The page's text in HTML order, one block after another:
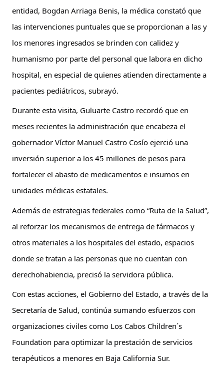
entidad, Bogdan Arriaga Benis, la médica constató que
las intervenciones puntuales que se proporcionan a las y
los menores ingresados se brinden con calidez y
humanismo por parte del personal que labora en dicho
hospital, en especial de quienes atienden directamente a
pacientes pediátricos, subrayó.
Durante esta visita, Guluarte Castro recordó que en
meses recientes la administración que encabeza el
gobernador Víctor Manuel Castro Cosío ejerció una
inversión superior a los 45 millones de pesos para
fortalecer el abasto de medicamentos e insumos en
unidades médicas estatales.
Además de estrategias federales como “Ruta de la Salud”,
al reforzar los mecanismos de entrega de fármacos y
otros materiales a los hospitales del estado, espacios
donde se tratan a las personas que no cuentan con
derechohabiencia, precisó la servidora pública.
Con estas acciones, el Gobierno del Estado, a través de la
Secretaría de Salud, continúa sumando esfuerzos con
organizaciones civiles como Los Cabos Children´s
Foundation para optimizar la prestación de servicios
terapéuticos a menores en Baja California Sur.